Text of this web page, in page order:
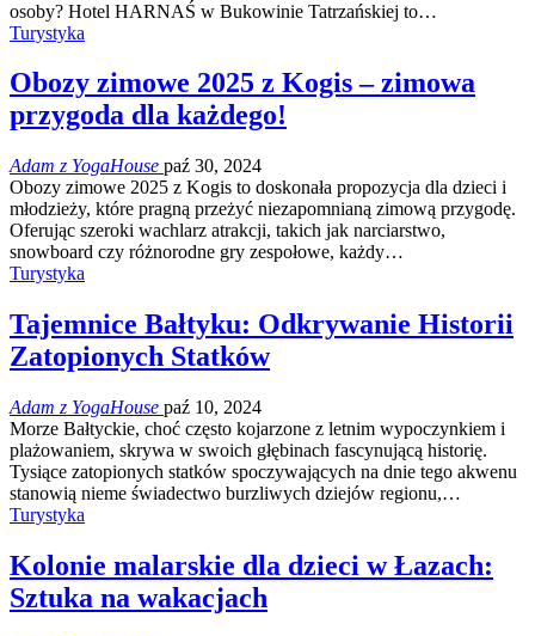
osoby? Hotel HARNAŚ w Bukowinie Tatrzańskiej to…
Turystyka
Obozy zimowe 2025 z Kogis – zimowa
przygoda dla każdego!
Adam z YogaHouse paź 30, 2024
Obozy zimowe 2025 z Kogis to doskonała propozycja dla dzieci i
młodzieży, które pragną przeżyć niezapomnianą zimową przygodę.
Oferując szeroki wachlarz atrakcji, takich jak narciarstwo,
snowboard czy różnorodne gry zespołowe, każdy…
Turystyka
Tajemnice Bałtyku: Odkrywanie Historii
Zatopionych Statków
Adam z YogaHouse paź 10, 2024
Morze Bałtyckie, choć często kojarzone z letnim wypoczynkiem i
plażowaniem, skrywa w swoich głębinach fascynującą historię.
Tysiące zatopionych statków spoczywających na dnie tego akwenu
stanowią nieme świadectwo burzliwych dziejów regionu,…
Turystyka
Kolonie malarskie dla dzieci w Łazach:
Sztuka na wakacjach